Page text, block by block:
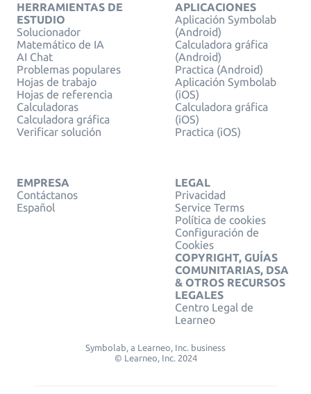
HERRAMIENTAS DE
ESTUDIO
Solucionador
Matemático de IA
AI Chat
Problemas populares
Hojas de trabajo
Hojas de referencia
Calculadoras
Calculadora gráfica
Verificar solución
APLICACIONES
Aplicación Symbolab
(Android)
Calculadora gráfica
(Android)
Practica (Android)
Aplicación Symbolab
(iOS)
Calculadora gráfica
(iOS)
Practica (iOS)
EMPRESA
Contáctanos
Español
LEGAL
Privacidad
Service Terms
Política de cookies
Configuración de
Cookies
COPYRIGHT, GUÍAS
COMUNITARIAS, DSA
& OTROS RECURSOS
LEGALES
Centro Legal de
Learneo
Symbolab, a Learneo, Inc. business
© Learneo, Inc. 2024